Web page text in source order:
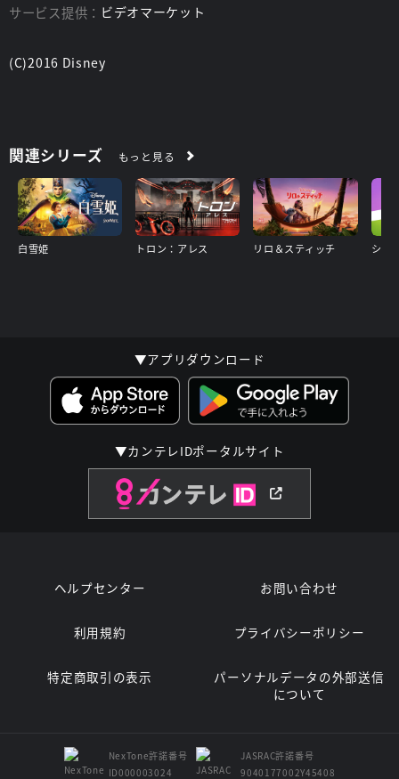
サービス提供： ビデオマーケット
(C)2016 Disney
関連シリーズ もっと見る
白雪姫 トロン：アレス リロ＆スティッチ
▼アプリダウンロード
▼カンテレIDポータルサイト
ヘルプセンター お問い合わせ
利用規約 プライバシーポリシー
特定商取引の表示
パーソナルデータの外部送信
について
NexTone許諾番号
ID000003024
JASRAC許諾番号
9040177002Y45408